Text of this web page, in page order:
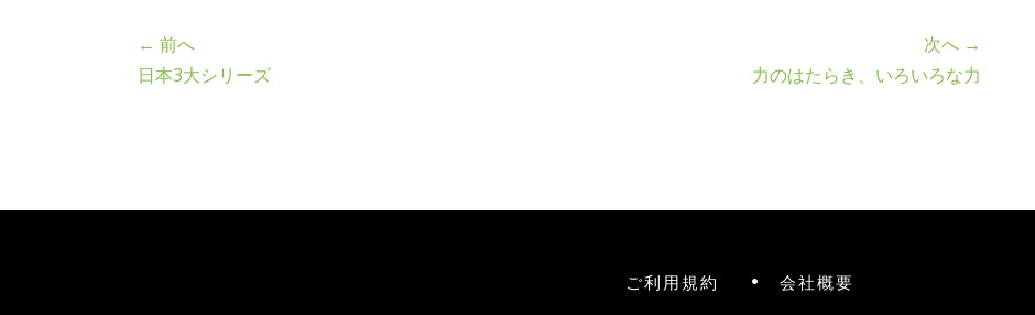
← 前へ
日本3大シリーズ
次へ →
力のはたらき、いろいろな力
ご利用規約 会社概要